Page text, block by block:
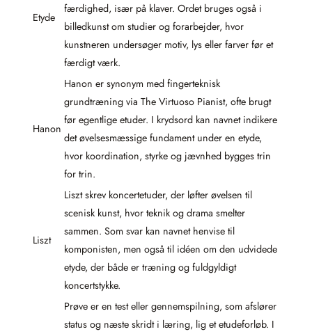
Etyde
færdighed, især på klaver. Ordet bruges også i
billedkunst om studier og forarbejder, hvor
kunstneren undersøger motiv, lys eller farver før et
færdigt værk.
Hanon
Hanon er synonym med fingerteknisk
grundtræning via The Virtuoso Pianist, ofte brugt
før egentlige etuder. I krydsord kan navnet indikere
det øvelsesmæssige fundament under en etyde,
hvor koordination, styrke og jævnhed bygges trin
for trin.
Liszt
Liszt skrev koncertetuder, der løfter øvelsen til
scenisk kunst, hvor teknik og drama smelter
sammen. Som svar kan navnet henvise til
komponisten, men også til idéen om den udvidede
etyde, der både er træning og fuldgyldigt
koncertstykke.
Prøve er en test eller gennemspilning, som afslører
status og næste skridt i læring, lig et etudeforløb. I